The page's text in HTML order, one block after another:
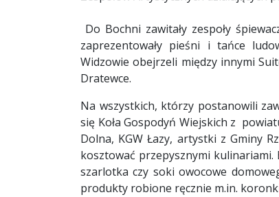
Do Bochni zawitały zespoły
zaprezentowały pieśni i tańce
Widzowie obejrzeli między innymi
Dratewce.
Na wszystkich, którzy postanowili
się Koła Gospodyń Wiejskich z
Dolna, KGW Łazy, artystki z Gminy
kosztować przepysznymi kulinariami.
szarlotka czy soki owocowe
produkty robione ręcznie m.in.